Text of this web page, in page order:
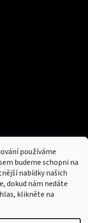
používáme
budeme schopni na
nabídky našich
dokud nám nedáte
klikněte na
tašky a peněženky